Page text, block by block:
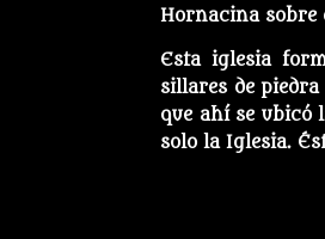
Hornacina sobre
Esta iglesia
sillares de
que ahí se ubicó
solo la Iglesia.